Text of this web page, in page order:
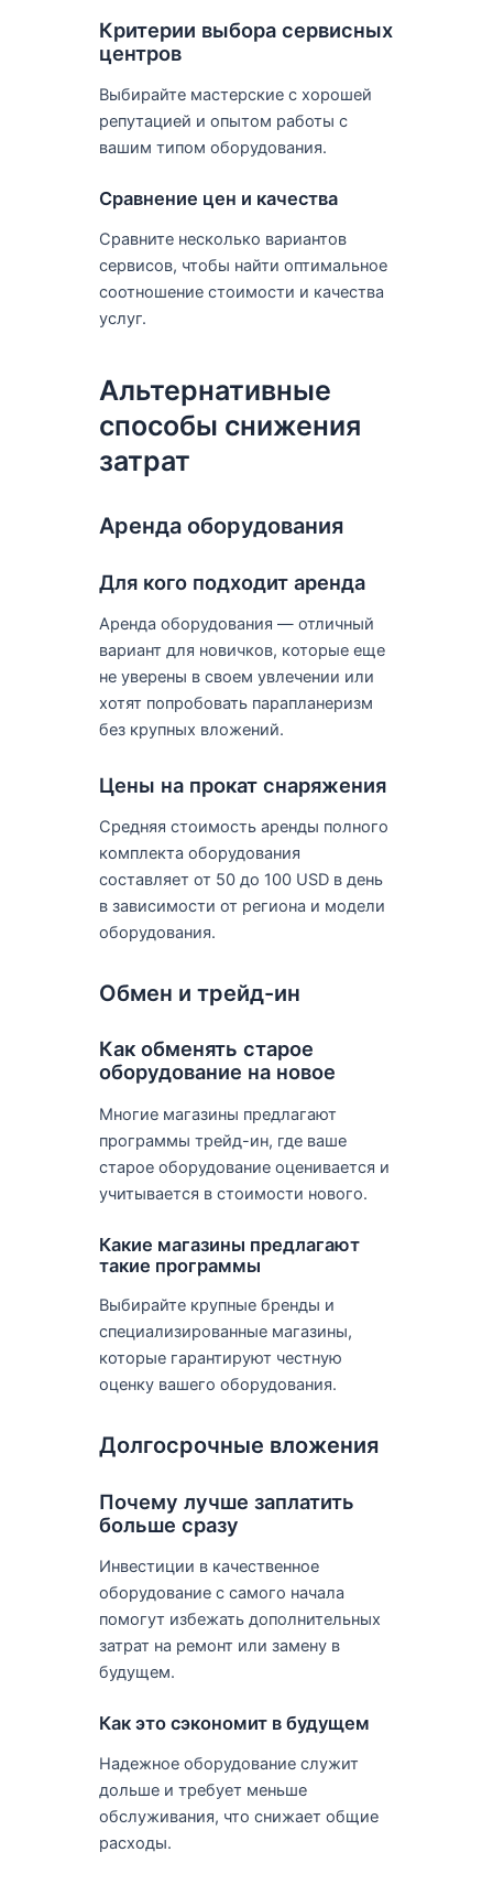
Критерии выбора сервисных
центров
Выбирайте мастерские с хорошей
репутацией и опытом работы с
вашим типом оборудования.
Сравнение цен и качества
Сравните несколько вариантов
сервисов, чтобы найти оптимальное
соотношение стоимости и качества
услуг.
Альтернативные
способы снижения
затрат
Аренда оборудования
Для кого подходит аренда
Аренда оборудования — отличный
вариант для новичков, которые еще
не уверены в своем увлечении или
хотят попробовать парапланеризм
без крупных вложений.
Цены на прокат снаряжения
Средняя стоимость аренды полного
комплекта оборудования
составляет от 50 до 100 USD в день
в зависимости от региона и модели
оборудования.
Обмен и трейд-ин
Как обменять старое
оборудование на новое
Многие магазины предлагают
программы трейд-ин, где ваше
старое оборудование оценивается и
учитывается в стоимости нового.
Какие магазины предлагают
такие программы
Выбирайте крупные бренды и
специализированные магазины,
которые гарантируют честную
оценку вашего оборудования.
Долгосрочные вложения
Почему лучше заплатить
больше сразу
Инвестиции в качественное
оборудование с самого начала
помогут избежать дополнительных
затрат на ремонт или замену в
будущем.
Как это сэкономит в будущем
Надежное оборудование служит
дольше и требует меньше
обслуживания, что снижает общие
расходы.